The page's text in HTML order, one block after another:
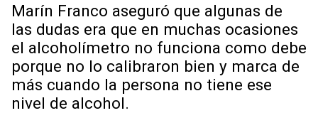
Marín Franco aseguró que algunas de
las dudas era que en muchas ocasiones
el alcoholímetro no funciona como debe
porque no lo calibraron bien y marca de
más cuando la persona no tiene ese
nivel de alcohol.